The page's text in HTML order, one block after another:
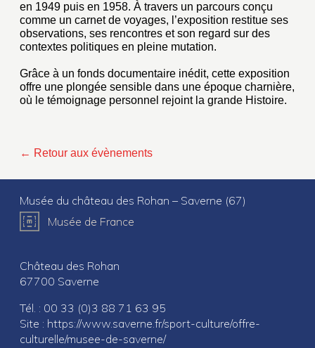
en 1949 puis en 1958. À travers un parcours conçu
comme un carnet de voyages, l’exposition restitue ses
observations, ses rencontres et son regard sur des
contextes politiques en pleine mutation.
Grâce à un fonds documentaire inédit, cette exposition
offre une plongée sensible dans une époque charnière,
où le témoignage personnel rejoint la grande Histoire.
← Retour aux évènements
Musée du château des Rohan – Saverne (67)
Musée de France
Château des Rohan
67700 Saverne
Tél. : 00 33 (0)3 88 71 63 95
Site : https://www.saverne.fr/sport-culture/offre-
culturelle/musee-de-saverne/